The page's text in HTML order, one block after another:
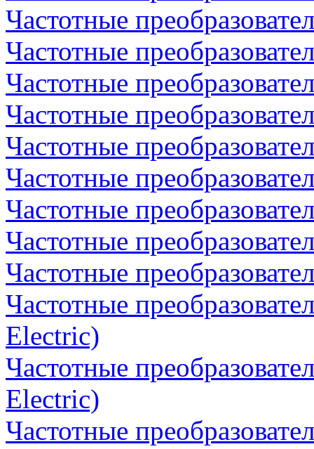
Частотные
Частотные
Частотные
Частотные
Частотные
Частотные
Частотные
Частотные
Частотные
Частотные
Electric)
Частотные
Electric)
Частотные